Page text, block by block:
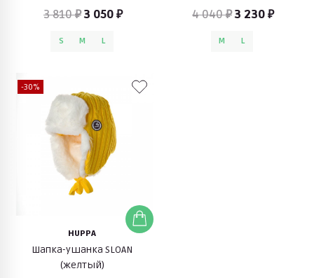
3 810 ₽3 050 ₽
S M L
4 040 ₽3 230 ₽
M L
-30%
HUPPA
Шапка-ушанка SLOAN
(желтый)